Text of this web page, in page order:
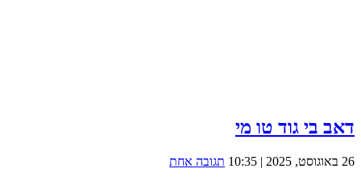
דאב בי גוד טו מי
26 באוגוסט, 2025 | 10:35
תגובה אחת